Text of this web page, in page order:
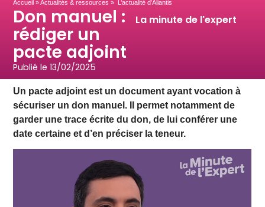
Accueil »Actualités & ressources » L’actualité d’Aliantis
Don manuel :
rédiger un
pacte adjoint
Publié le13/02/2025
La minute de l'expert
Un pacte adjoint est un document ayant vocation à
sécuriser un don manuel. Il permet notamment de
garder une trace écrite du don, de lui conférer une
date certaine et d’en préciser la teneur.